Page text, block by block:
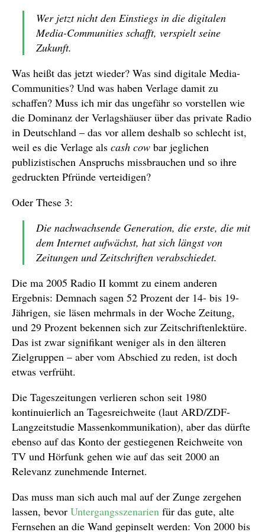
Wer jetzt nicht den Einstiegs in die digitalen
Media-Communities schafft, verspielt seine
Zukunft.
Was heißt das jetzt wieder? Was sind digitale Media-
Communities? Und was haben Verlage damit zu
schaffen? Muss ich mir das ungefähr so vorstellen wie
die Dominanz der Verlagshäuser über das private Radio
in Deutschland – das vor allem deshalb so schlecht ist,
weil es die Verlage als cash cow bar jeglichen
publizistischen Anspruchs missbrauchen und so ihre
gedruckten Pfründe verteidigen?
Oder These 3:
Die nachwachsende Generation, die erste, die mit
dem Internet aufwächst, hat sich längst von
Zeitungen und Zeitschriften verabschiedet.
Die ma 2005 Radio II kommt zu einem anderen
Ergebnis: Demnach sagen 52 Prozent der 14- bis 19-
Jährigen, sie läsen mehrmals in der Woche Zeitung,
und 29 Prozent bekennen sich zur Zeitschriftenlektüre.
Das ist zwar signifikant weniger als in den älteren
Zielgruppen – aber vom Abschied zu reden, ist doch
etwas verfrüht.
Die Tageszeitungen verlieren schon seit 1980
kontinuierlich an Tagesreichweite (laut ARD/ZDF-
Langzeitstudie Massenkommunikation), aber das dürfte
ebenso auf das Konto der gestiegenen Reichweite von
TV und Hörfunk gehen wie auf das seit 2000 an
Relevanz zunehmende Internet.
Das muss man sich auch mal auf der Zunge zergehen
lassen, bevor Untergangsszenarien für das gute, alte
Fernsehen an die Wand gepinselt werden: Von 2000 bis